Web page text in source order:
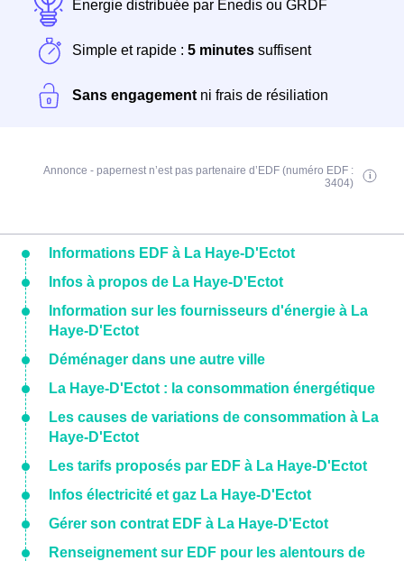
Energie distribuée par Enedis ou GRDF
Simple et rapide : 5 minutes suffisent
Sans engagement ni frais de résiliation
Annonce - papernest n’est pas partenaire d’EDF (numéro EDF :
3404)
Informations EDF à La Haye-D'Ectot
Infos à propos de La Haye-D'Ectot
Information sur les fournisseurs d'énergie à La
Haye-D'Ectot
Déménager dans une autre ville
La Haye-D'Ectot : la consommation énergétique
Les causes de variations de consommation à La
Haye-D'Ectot
Les tarifs proposés par EDF à La Haye-D'Ectot
Infos électricité et gaz La Haye-D'Ectot
Gérer son contrat EDF à La Haye-D'Ectot
Renseignement sur EDF pour les alentours de